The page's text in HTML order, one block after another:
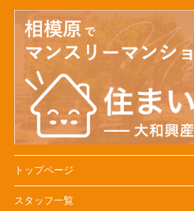
トップページ
スタッフ一覧